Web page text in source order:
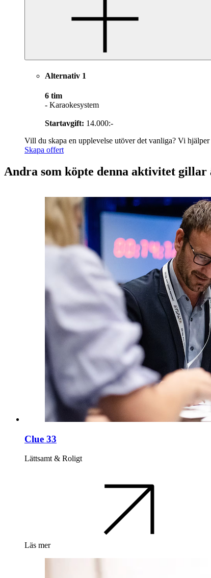
Alternativ 1
6 tim
- Karaokesystem
Startavgift: 14.000:-
Vill du skapa en upplevelse utöver det vanliga? Vi
Skapa offert
Andra som köpte denna aktivitet gillar
Clue 33
Lättsamt & Roligt
Läs mer